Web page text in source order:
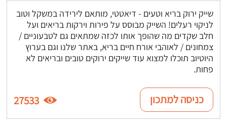
שייק ירוק בריא וטעים - דיאטטי, מותאם לירידה במשקל וטוב
לניקוי רעלים! השייק מבוסס על פירות וירקות בריאים ועל
חלב שקדים מה שהופך אותו לכזה שמתאים גם לטבעוניים /
צמחונים / לאוהבי אורח חיים בריא, באתר שלנו וגם בערוץ
היוטיוב תוכלו למצוא עוד שייקים ירוקים טובים ובריאים לא
פחות.
כניסה למתכון 27533